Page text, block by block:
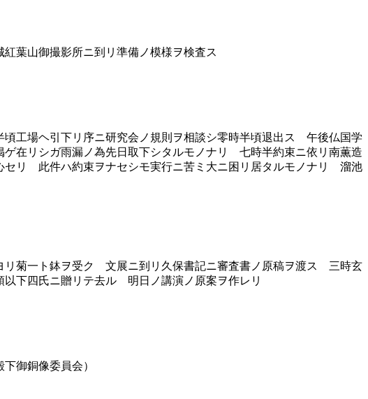
山御撮影所ニ到リ準備ノ模様ヲ検査ス
場ヘ引下リ序ニ研究会ノ規則ヲ相談シ零時半頃退出ス 午後仏国学
在リシガ雨漏ノ為先日取下シタルモノナリ 七時半約束ニ依リ南薫造
リ 此件ハ約束ヲナセシモ実行ニ苦ミ大ニ困リ居タルモノナリ 溜池
一ト鉢ヲ受ク 文展ニ到リ久保書記ニ審査書ノ原稿ヲ渡ス 三時玄
以下四氏ニ贈リテ去ル 明日ノ講演ノ原案ヲ作レリ
御銅像委員会）